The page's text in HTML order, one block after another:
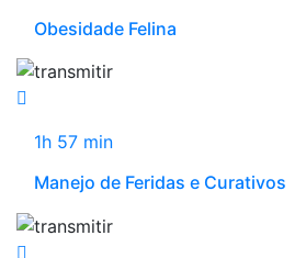
Obesidade Felina
1h 57 min
Manejo de Feridas e Curativos